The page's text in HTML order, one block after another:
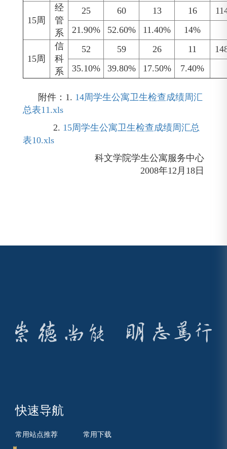
15周
经
管
系
25 60 13 16
21.90%
52.60% 11.40% 14%
15周
信
科
系
52 59 26 11
35.10%
39.80% 17.50% 7.40%
附件：1. 14周学生公寓卫生检查成绩周汇
总表11.xls
2. 15周学生公寓卫生检查成绩周汇总
表10.xls
科文学院学生公寓服务中心
2008年12月18日
快速导航
常用站点推荐 常用下载